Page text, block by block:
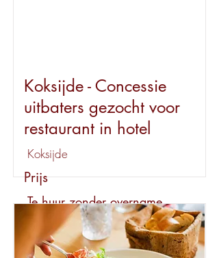
Koksijde - Concessie
uitbaters gezocht voor
restaurant in hotel
Koksijde
Prijs
Te huur zonder overname
Huur
€ 4000